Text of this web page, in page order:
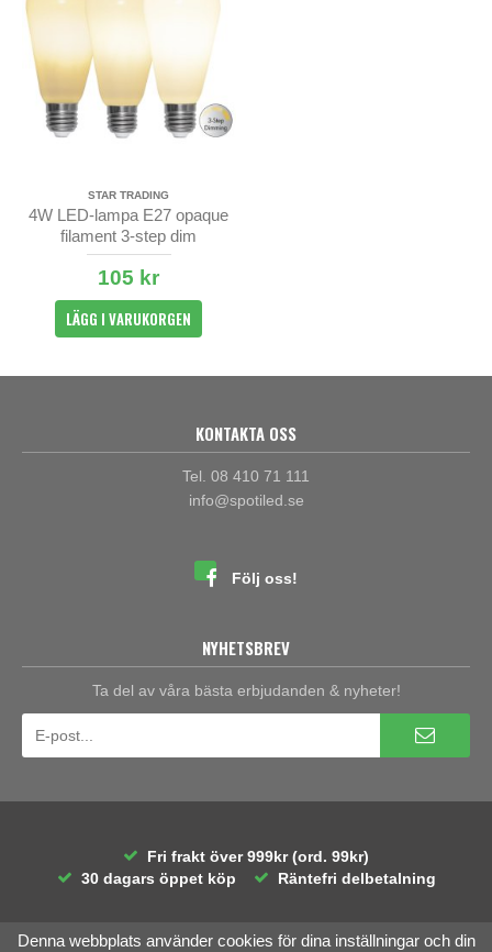
STAR TRADING
4W LED-lampa E27 opaque
filament 3-step dim
105 kr
LÄGG I VARUKORGEN
KONTAKTA OSS
Tel. 08 410 71 111
info@spotiled.se
Följ oss!
NYHETSBREV
Ta del av våra bästa erbjudanden & nyheter!
Fri frakt över 999kr (ord. 99kr)
30 dagars öppet köp
Räntefri delbetalning
Denna webbplats använder cookies för dina inställningar och din